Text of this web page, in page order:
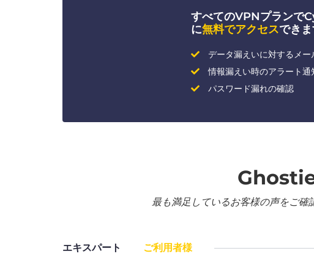
すべてのVPNプラン
に無料でアクセスでき
データ漏えいに対するメ
情報漏えい時のアラート通
パスワード漏れの確認
最も満足しているお客様の声をご確
エキスパート ご利用者様